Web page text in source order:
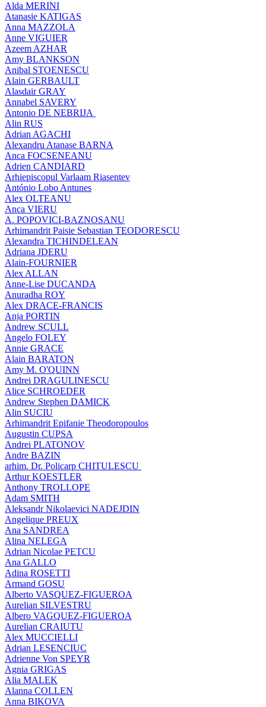
Alda MERINI
Atanasie KATIGAS
Anna MAZZOLA
Anne VIGUIER
Azeem AZHAR
Amy BLANKSON
Anibal STOENESCU
Alain GERBAULT
Alasdair GRAY
Annabel SAVERY
Antonio DE NEBRIJA
Alin RUS
Adrian AGACHI
Alexandru Atanase BARNA
Anca FOCSENEANU
Adrien CANDIARD
Arhiepiscopul Varlaam Riasentev
António Lobo Antunes
Alex OLTEANU
Anca VIERU
A. POPOVICI-BAZNOSANU
Arhimandrit Paisie Sebastian TEODORESCU
Alexandra TICHINDELEAN
Adriana JDERU
Alain-FOURNIER
Alex ALLAN
Anne-Lise DUCANDA
Anuradha ROY
Alex DRACE-FRANCIS
Anja PORTIN
Andrew SCULL
Angelo FOLEY
Annie GRACE
Alain BARATON
Amy M. O'QUINN
Andrei DRAGULINESCU
Alice SCHROEDER
Andrew Stephen DAMICK
Alin SUCIU
Arhimandrit Epifanie Theodoropoulos
Augustin CUPSA
Andrei PLATONOV
Andre BAZIN
arhim. Dr. Policarp CHITULESCU
Arthur KOESTLER
Anthony TROLLOPE
Adam SMITH
Aleksandr Nikolaevici NADEJDIN
Angelique PREUX
Ana SANDREA
Alina NELEGA
Adrian Nicolae PETCU
Ana GALLO
Adina ROSETTI
Armand GOSU
Alberto VASQUEZ-FIGUEROA
Aurelian SILVESTRU
Albero VAGQUEZ-FIGUEROA
Aurelian CRAIUTU
Alex MUCCIELLI
Adrian LESENCIUC
Adrienne Von SPEYR
Agnia GRIGAS
Alia MALEK
Alanna COLLEN
Anna BIKOVA